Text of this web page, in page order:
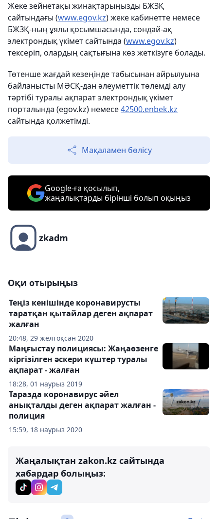
Жеке зейнетақы жинақтарыңызды БЖЗҚ
сайтындағы (www.egov.kz) жеке кабинетте немесе
БЖЗҚ-ның ұялы қосымшасында, сондай-ақ
электрондық үкімет сайтында (www.egov.kz)
тексеріп, олардың сақтығына көз жеткізуге болады.
Төтенше жағдай кезеңінде табысынан айрылуына
байланысты МӘСҚ-дан әлеуметтік төлемді алу
тәртібі туралы ақпарат электрондық үкімет
порталында (egov.kz) немесе42500.enbek.kz
сайтында қолжетімді.
Мақаламен бөлісу
Google-ға қосылып,
жаңалықтарды бірінші болып оқыңыз
zkadm
Оқи отырыңыз
20:48, 29 желтоқсан 2020
Теңіз кенішінде коронавирусты
таратқан қытайлар деген ақпарат
жалған
18:28, 01 наурыз 2019
Маңғыстау полициясы: Жаңаөзенге
кіргізілген әскери күштер туралы
ақпарат - жалған
15:59, 18 наурыз 2020
Таразда коронавирус әйел
анықталды деген ақпарат жалған -
полиция
Жаңалықтан zakon.kz сайтында
хабардар болыңыз: